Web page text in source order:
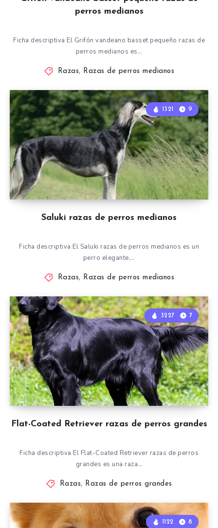
perros medianos
Ficha descriptiva El Grifón vandeano basset pequeño razas de
perros medianos es…
Razas, Razas de perros medianos
Saluki razas de perros medianos
1321 9
Ficha descriptiva El Saluki razas de perros medianos es un
perro elegante,…
Razas, Razas de perros medianos
Flat-Coated Retriever razas de perros grandes
3227 7
Ficha descriptiva El Flat-Coated Retriever razas de perros
grandes es una raza…
Razas, Razas de perros grandes
1122 8